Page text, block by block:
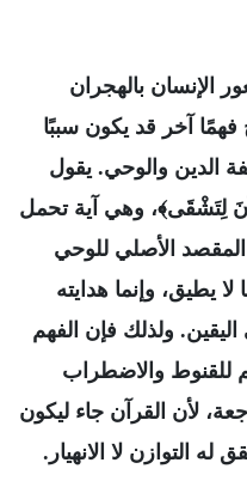
الإنسان بالهجران
آخر قد يكون سببًا
الدين والوحي. يقول
لِتَشْقَى﴾، وهي آية تحمل
المقصد الأصلي للوحي
يطيق، وإنما هدايته
ولذلك فإن الفهم
للقنوط والاضطراب
لأن القرآن جاء ليكون
له التوازن لا الانهيار.